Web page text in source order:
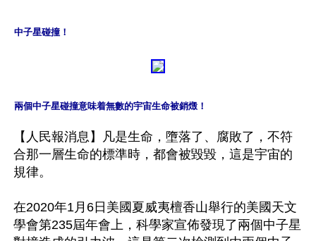
中子星碰撞！
兩個中子星碰撞意味着無數的宇宙生命被銷燬！
【人民報消息】凡是生命，墮落了、腐敗了，不符
合那一層生命的標準時，都會被毀毀，這是宇宙的
規律。
在2020年1月6日美國夏威夷檀香山舉行的美國天文
學會第235屆年會上，科學家宣佈發現了兩個中子星